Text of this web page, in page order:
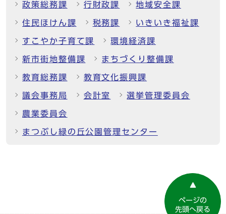
政策総務課 行財政課 地域安全課
住民ほけん課 税務課 いきいき福祉課
すこやか子育て課 環境経済課
新市街地整備課 まちづくり整備課
教育総務課 教育文化振興課
議会事務局 会計室 選挙管理委員会
農業委員会
まつぶし緑の丘公園管理センター
ページの
先頭へ戻る